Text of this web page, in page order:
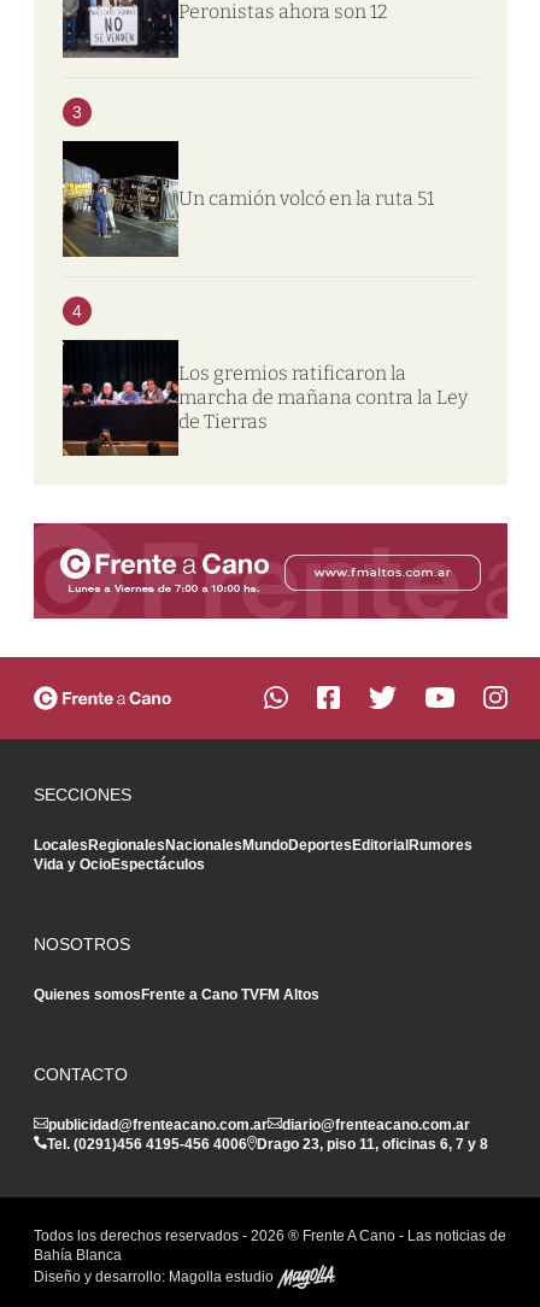
Peronistas ahora son 12
3
Un camión volcó en la ruta 51
4
Los gremios ratificaron la
marcha de mañana contra la Ley
de Tierras
SECCIONES
LocalesRegionalesNacionalesMundoDeportesEditorialRumores
Vida y OcioEspectáculos
NOSOTROS
Quienes somosFrente a Cano TVFM Altos
CONTACTO
publicidad@frenteacano.com.ar
diario@frenteacano.com.ar
Tel. (0291)456 4195-456 4006 Drago 23, piso 11, oficinas 6, 7 y 8
Todos los derechos reservados - 2026 ® Frente A Cano - Las noticias de
Bahía Blanca
Diseño y desarrollo: Magolla estudio